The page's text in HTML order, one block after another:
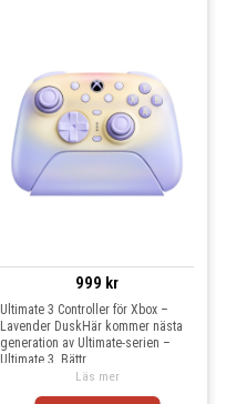
999 kr
Ultimate 3 Controller för Xbox –
Lavender DuskHär kommer nästa
generation av Ultimate-serien –
Ultimate 3. Bättr
Läs mer